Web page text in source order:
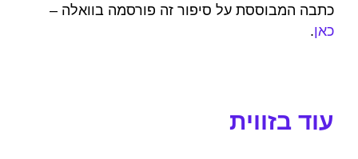
כתבה המבוססת על סיפור זה פורסמה בוואלה –
כאן.
עוד בזווית